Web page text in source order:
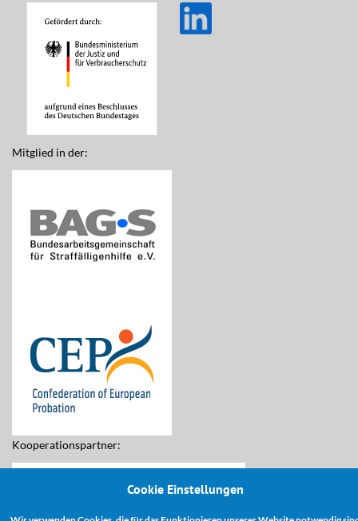
Cookie Einstellungen
Mitglied in der:
Kooperationspartner: